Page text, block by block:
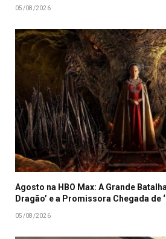
05/08/2026
Agosto na HBO Max: A Grande
Dragão’ e a Promissora Chegada de
05/08/2026